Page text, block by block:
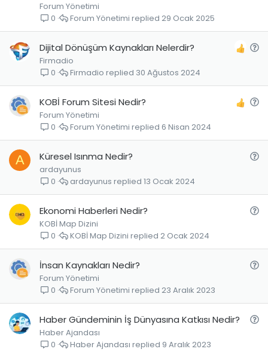
Forum Yönetimi
0
29 Ocak 2025
Forum Yönetimi
S
u
Dijital Dönüşüm Kaynakları Nelerdir?
Firmadio
0
30 Ağustos 2024
Firmadio
S
u
KOBİ Forum Sitesi Nedir?
Forum Yönetimi
0
6 Nisan 2024
Forum Yönetimi
A
S
u
Küresel Isınma Nedir?
ardayunus
0
13 Ocak 2024
ardayunus
S
u
Ekonomi Haberleri Nedir?
KOBİ Map Dizini
0
2 Ocak 2024
KOBİ Map Dizini
S
u
İnsan Kaynakları Nedir?
Forum Yönetimi
0
23 Aralık 2023
Forum Yönetimi
S
Haber Gündeminin İş Dünyasına Katkısı Nedir?
Haber Ajandası
0
9 Aralık 2023
Haber Ajandası